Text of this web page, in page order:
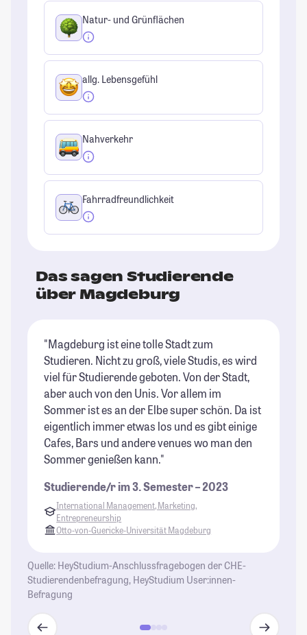
Natur- und Grünflächen
allg. Lebensgefühl
Nahverkehr
Fahrradfreundlichkeit
Das sagen Studierende
über Magdeburg
"Magdeburg ist eine tolle Stadt zum
Studieren. Nicht zu groß, viele Studis, es wird
viel für Studierende geboten. Von der Stadt,
aber auch von den Unis. Vor allem im
Sommer ist es an der Elbe super schön. Da ist
eigentlich immer etwas los und es gibt einige
Cafes, Bars und andere venues wo man den
Sommer genießen kann."
Studierende/r im 3. Semester – 2023
International Management, Marketing,
Entrepreneurship
Otto-von-Guericke-Universität Magdeburg
Quelle: HeyStudium-Anschlussfragebogen der CHE-
Studierendenbefragung, HeyStudium User:innen-
Befragung